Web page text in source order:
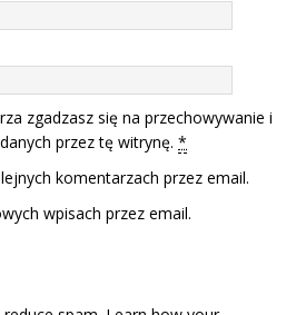
zgadzasz się na przechowywanie i
przez tę witrynę. *
komentarzach przez email.
wpisach przez email.